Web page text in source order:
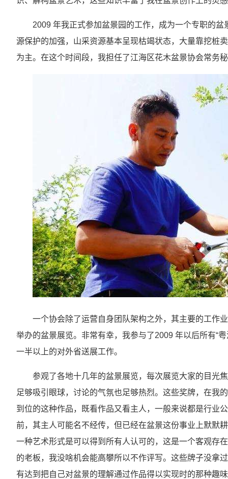
2009 年我正式参加盆景园的工作，成为一个专职的
源保护的加强，山采资源基本呈现枯竭状态，大量靠挖桩
为主。在这个时间段，我担任了江海区花木盆景协会常务
一个协会除了运营自身团队架构之外，其主要的工作
举办的盆景展览。非常有幸，我参与了2009 年以后所有“
一半以上的对外省送展工作。
参观了各地十几年的盆景展览，每次展览大家的目光
足够吸引眼球，讨论的气氛也足够热烈。这些奖牌，在我
到位的这种作品，既看作品又看主人，一般来说都是行业
前，其主人可能名不经传，但已经在盆景这份事业上默默
一种艺术形式是可以得到所有人认可的，这是一个客观存
的老板，我没啥机会能高攀所以不作评写。这些牌子没拿
有达到把自己对盆景的理解通过作品得以实现时的那种趣